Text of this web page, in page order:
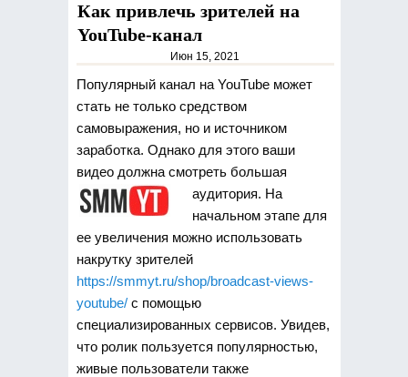
Как привлечь зрителей на
YouTube-канал
Июн 15, 2021
Популярный канал на YouTube может
стать не только средством
самовыражения, но и источником
заработка. Однако для этого ваши
видео должна смотреть большая
аудитория. На
начальном этапе для
ее увеличения можно использовать
накрутку зрителей
https://smmyt.ru/shop/broadcast-views-
youtube/с помощью
специализированных сервисов. Увидев,
что ролик пользуется популярностью,
живые пользователи также